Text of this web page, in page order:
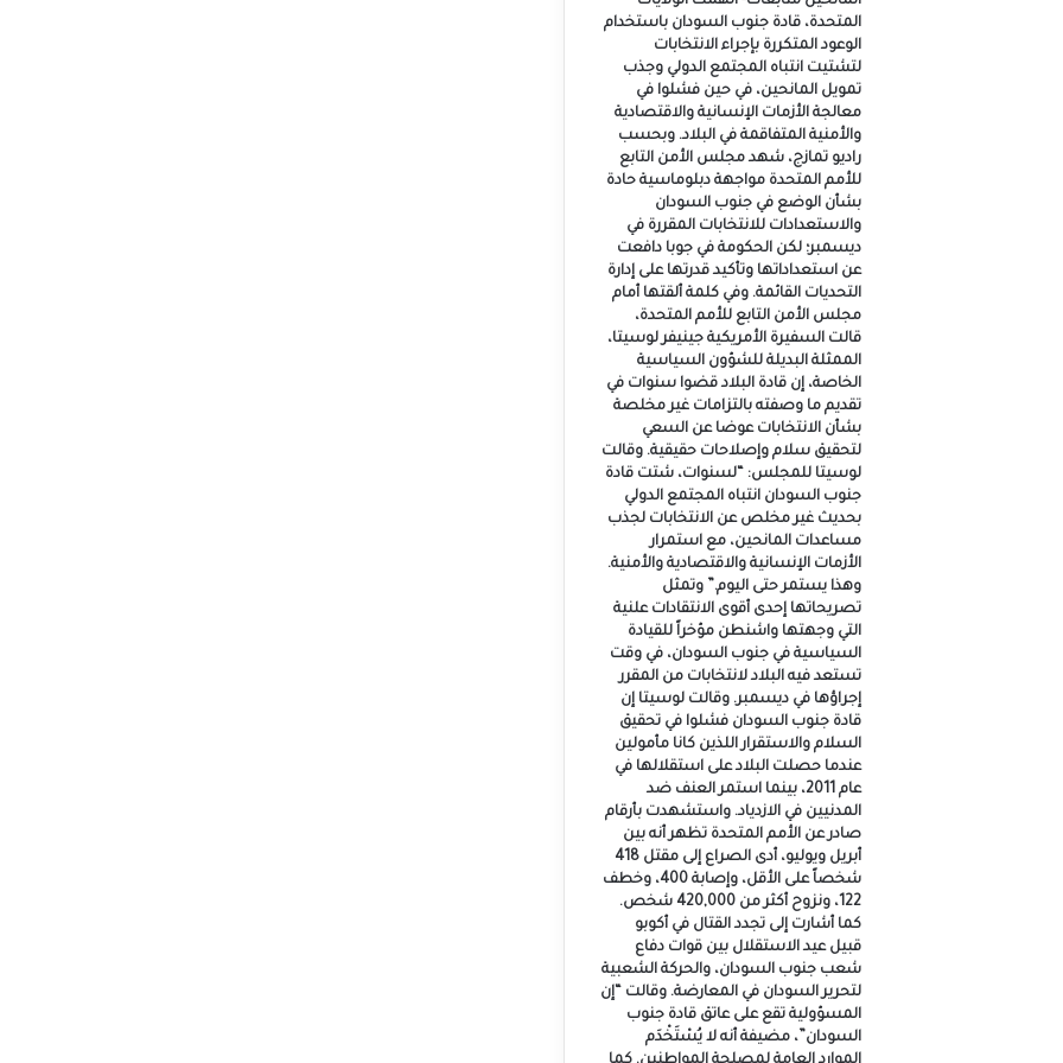
المتحدة، قادة جنوب السودان باستخدام
الوعود المتكررة بإجراء الانتخابات
لتشتيت انتباه المجتمع الدولي وجذب
تمويل المانحين، في حين فشلوا في
معالجة الأزمات الإنسانية والاقتصادية
والأمنية المتفاقمة في البلاد. وبحسب
راديو تمازج، شهد مجلس الأمن التابع
للأمم المتحدة مواجهة دبلوماسية حادة
بشأن الوضع في جنوب السودان
والاستعدادات للانتخابات المقررة في
ديسمبر؛ لكن الحكومة في جوبا دافعت
عن استعداداتها وتأكيد قدرتها على إدارة
التحديات القائمة. وفي كلمة ألقتها أمام
مجلس الأمن التابع للأمم المتحدة،
قالت السفيرة الأمريكية جينيفر لوسيتا،
الممثلة البديلة للشؤون السياسية
الخاصة، إن قادة البلاد قضوا سنوات في
تقديم ما وصفته بالتزامات غير مخلصة
بشأن الانتخابات عوضا عن السعي
لتحقيق سلام وإصلاحات حقيقية. وقالت
لوسيتا للمجلس: “لسنوات، شتت قادة
جنوب السودان انتباه المجتمع الدولي
بحديث غير مخلص عن الانتخابات لجذب
مساعدات المانحين، مع استمرار
الأزمات الإنسانية والاقتصادية والأمنية.
وهذا يستمر حتى اليوم.” وتمثل
تصريحاتها إحدى أقوى الانتقادات علنية
التي وجهتها واشنطن مؤخراً للقيادة
السياسية في جنوب السودان، في وقت
تستعد فيه البلاد لانتخابات من المقرر
إجراؤها في ديسمبر. وقالت لوسيتا إن
قادة جنوب السودان فشلوا في تحقيق
السلام والاستقرار اللذين كانا مأمولين
عندما حصلت البلاد على استقلالها في
عام 2011، بينما استمر العنف ضد
المدنيين في الازدياد. واستشهدت بأرقام
صادر عن الأمم المتحدة تظهر أنه بين
أبريل ويوليو، أدى الصراع إلى مقتل 418
شخصاً على الأقل، وإصابة 400، وخطف
122، ونزوح أكثر من 420,000 شخص.
كما أشارت إلى تجدد القتال في أكوبو
قبيل عيد الاستقلال بين قوات دفاع
شعب جنوب السودان، والحركة الشعبية
لتحرير السودان في المعارضة. وقالت “إن
المسؤولية تقع على عاتق قادة جنوب
السودان”، مضيفة أنه لا يُسْتَخْدَم